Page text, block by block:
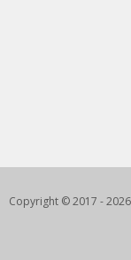
Copyright © 2017 - 2026